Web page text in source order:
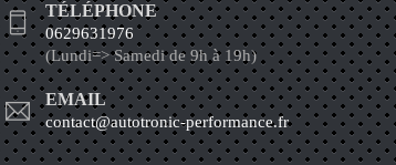
TÉLÉPHONE
0629631976
(Lundi=> Samedi de 9h à 19h)
EMAIL
contact@autotronic-performance.fr